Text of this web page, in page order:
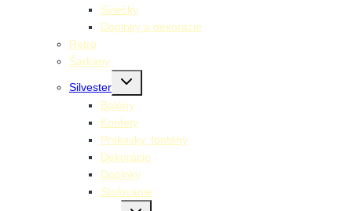
Sviečky
Doplnky a dekorácie
Retro
Šarkany
Silvester
Toggle
menu
Balóny
Konfety
Prskavky, fontány
Dekorácie
Doplnky
Stolovanie
Toggle